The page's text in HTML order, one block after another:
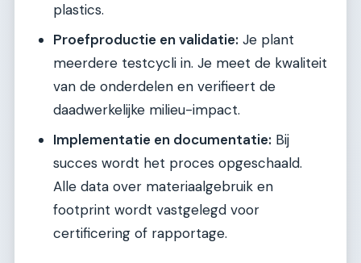
plastics.
Proefproductie en validatie: Je plant
meerdere testcycli in. Je meet de kwaliteit
van de onderdelen en verifieert de
daadwerkelijke milieu-impact.
Implementatie en documentatie: Bij
succes wordt het proces opgeschaald.
Alle data over materiaalgebruik en
footprint wordt vastgelegd voor
certificering of rapportage.